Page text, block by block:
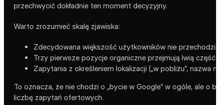
przechwycić dokładnie ten moment decyzyjny.
Warto zrozumieć skalę zjawiska:
Zdecydowana większość użytkowników nie przechodzi
Trzy pierwsze pozycje organiczne przejmują lwią część
Zapytania z określeniem lokalizacji („w pobliżu”,
To oznacza, że nie chodzi o „bycie w Google” w ogóle, ale o
liczbę zapytań ofertowych.